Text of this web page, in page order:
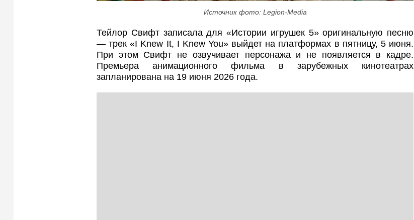
Источник фото: Legion-Media
Тейлор Свифт записала для «Истории игрушек 5» оригинальную песню
— трек «I Knew It, I Knew You» выйдет на платформах в пятницу, 5 июня.
При этом Свифт не озвучивает персонажа и не появляется в кадре.
Премьера анимационного фильма в зарубежных кинотеатрах
запланирована на 19 июня 2026 года.